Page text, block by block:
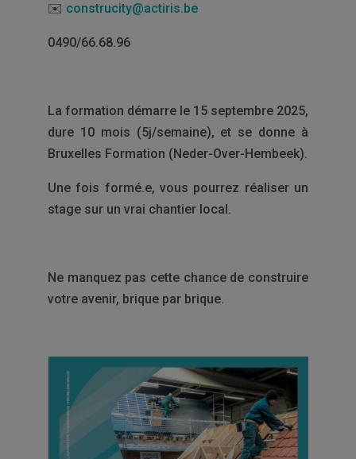
✉️ construcity@actiris.be
0490/66.68.96
La formation démarre le 15 septembre 2025,
dure 10 mois (5j/semaine), et se donne à
Bruxelles Formation (Neder-Over-Hembeek).
Une fois formé.e, vous pourrez réaliser un
stage sur un vrai chantier local.
Ne manquez pas cette chance de construire
votre avenir, brique par brique.